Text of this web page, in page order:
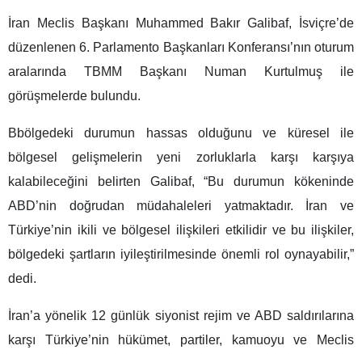
İran Meclis Başkanı Muhammed Bakır Galibaf, İsviçre’de
düzenlenen 6. Parlamento Başkanları Konferansı’nın oturum
aralarında TBMM Başkanı Numan Kurtulmuş ile
görüşmelerde bulundu.
Bbölgedeki durumun hassas olduğunu ve küresel ile
bölgesel gelişmelerin yeni zorluklarla karşı karşıya
kalabileceğini belirten Galibaf, “Bu durumun kökeninde
ABD’nin doğrudan müdahaleleri yatmaktadır. İran ve
Türkiye’nin ikili ve bölgesel ilişkileri etkilidir ve bu ilişkiler,
bölgedeki şartların iyileştirilmesinde önemli rol oynayabilir,”
dedi.
İran’a yönelik 12 günlük siyonist rejim ve ABD saldırılarına
karşı Türkiye’nin hükümet, partiler, kamuoyu ve Meclis